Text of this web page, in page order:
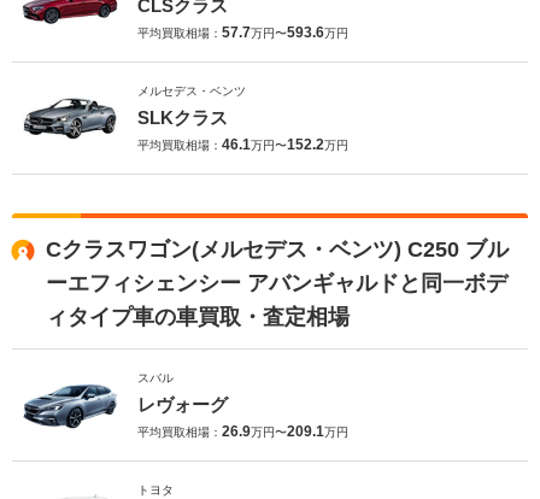
CLSクラス
平均買取相場： 57.7万円〜593.6万円
メルセデス・ベンツ
SLKクラス
平均買取相場： 46.1万円〜152.2万円
Cクラスワゴン(メルセデス・ベンツ) C250 ブル
ーエフィシェンシー アバンギャルドと同一ボデ
ィタイプ車の車買取・査定相場
スバル
レヴォーグ
平均買取相場： 26.9万円〜209.1万円
トヨタ